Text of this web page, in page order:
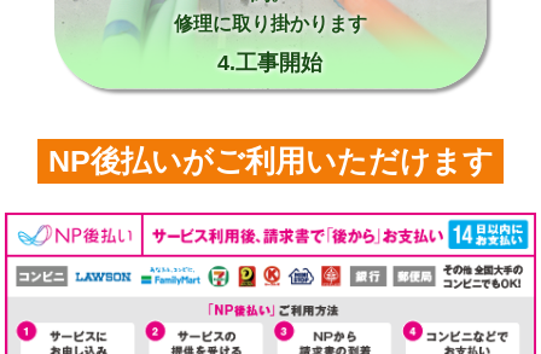
修理に取り掛かります
4.工事開始
NP後払いがご利用いただけます